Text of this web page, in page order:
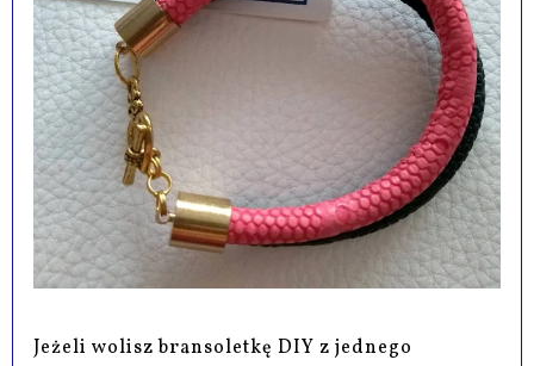
Jeżeli wolisz bransoletkę DIY z jednego